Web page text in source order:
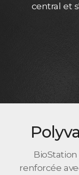
central et
renforcée